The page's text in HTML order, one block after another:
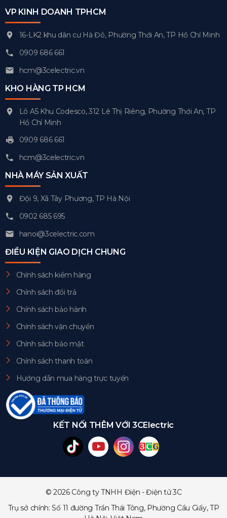
VP KINH DOANH TPHCM
16-LK2 khu dân cư Hà Đô, Phường Thới An, TP Hồ Chí Minh
0909 686 661
hcm@3celectric.vn
KHO HÀNG TP HCM
Lô A5 Khu Codesco, 312 Lê Thị Riêng, Phường Thới An, TP
Hồ Chí Minh
0909 686 661
hcm@3celectric.vn
NHÀ MÁY SẢN XUẤT
Đội 9, Xã Tây Phương, TP Hà Nội
0902 685 695
hanoi@3celectric.com
ĐIỀU KIỆN GIAO DỊCH CHUNG
Chính sách kiểm hàng
Chính sách đổi trả
Chính sách bảo hành
Chính sách vận chuyển
Chính sách bảo mật
Chính sách thanh toán
Hướng dẫn mua hàng trực tuyến
KẾT NỐI THÊM VỚI 3CElectric
© 2026 Công ty TNHH Điện - Điện tử 3C
Trụ sở chính: Số 11 đường Trần Thái Tông, Phường Cầu Giấy, TP